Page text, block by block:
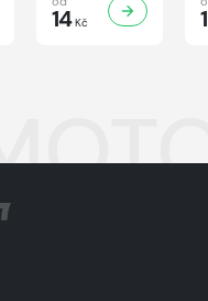
14Kč
SVĚTLÝ/TMAVÝ REŽIM